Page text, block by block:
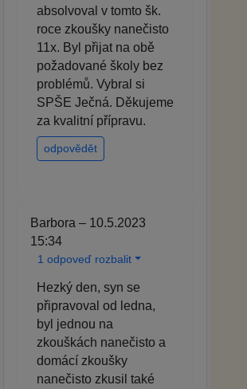
absolvoval v tomto šk.
roce zkoušky nanečisto
11x. Byl přijat na obě
požadované školy bez
problémů. Vybral si
SPŠE Ječná. Děkujeme
za kvalitní přípravu.
odpovědět
Barbora – 10.5.2023
15:34
1 odpoveď rozbalit
Hezký den, syn se
připravoval od ledna,
byl jednou na
zkouškách nanečisto a
domácí zkoušky
nanečisto zkusil také